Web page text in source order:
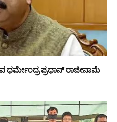
ಧರ್ಮೇಂದ್ರ ಪ್ರಧಾನ್ ರಾಜೀನಾಮೆ